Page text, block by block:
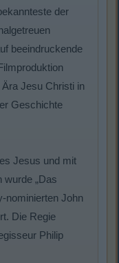
der
beeindruckende
Jesu Christi in
Geschichte
Jesus und mit
wurde „Das
nominierten John
Die Regie
Philip